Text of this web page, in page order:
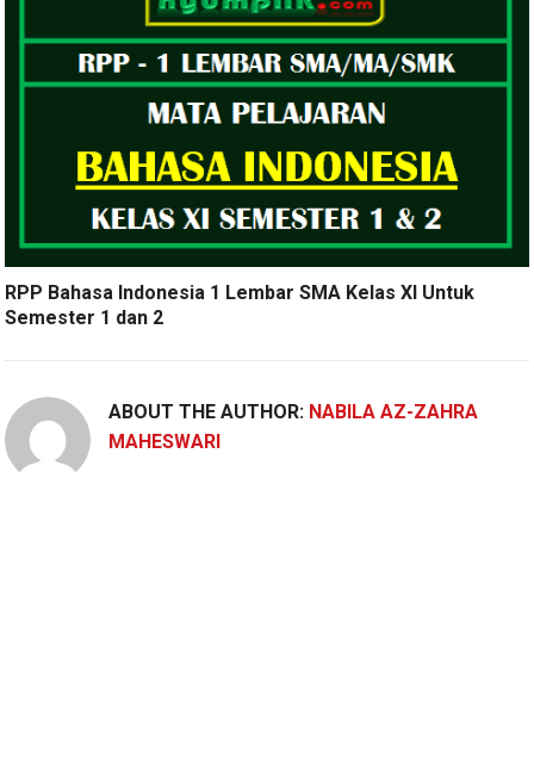
RPP Bahasa Indonesia 1 Lembar SMA Kelas XI Untuk
Semester 1 dan 2
ABOUT THE AUTHOR: NABILA AZ-ZAHRA
MAHESWARI